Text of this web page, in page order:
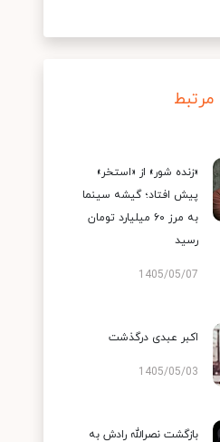
مرتبط
«زنده شور» از «استخر»
پیش افتاد؛ گیشه سینما
به مرز ۶۰ میلیارد تومان
رسید
1405/05/07
اکبر عبدی درگذشت
1405/05/03
بازگشت نصرالله رادش به